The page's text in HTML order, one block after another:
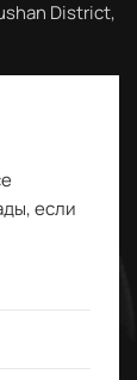
District,
если